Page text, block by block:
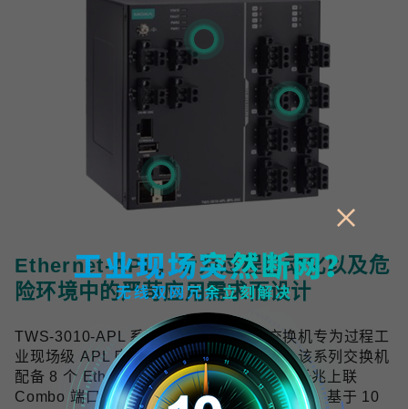
Ethernet-APL，专为过程自动化以及危
险环境中的严苛应用需求而设计
TWS-3010-APL 系列工业双线以太网交换机专为过程工
业现场级 APL 应用提供可靠的网络连接，该系列交换机
配备 8 个 Ethernet-APL spur 端口与 2 个千兆上联
Combo 端口，符合 Ethernet-APL 技术规范，基于 10